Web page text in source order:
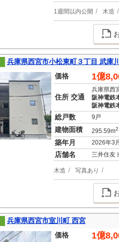
1週間以内公開 木造
兵庫県西宮市小松東町３丁目 武庫川
価格
1億
住所 交通
兵庫県西
阪神電鉄
阪神電鉄
総戸数 9戸
建物面積 295.59m2
築年月 2026年3
店舗名 三井住友
木造 写真あり
兵庫県西宮市室川町 西宮
価格
1億